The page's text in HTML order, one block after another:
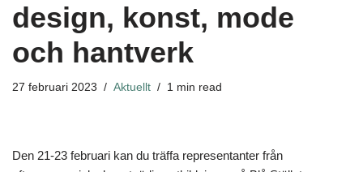
design, konst, mode
och hantverk
27 februari 2023 Aktuellt 1 min read
Den 21-23 februari kan du träffa representanter från